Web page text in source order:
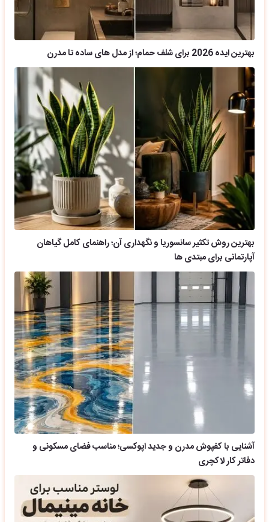
بهترین ایده 2026 برای شلف حمام؛ از مدل های ساده تا مدرن
بهترین روش تکثیر سانسوریا و نگهداری آن؛ راهنمای کامل گیاهان
آپارتمانی برای مبتدی ها
آشنایی با کفپوش مدرن و جدید اپوکسی؛ مناسب فضای مسکونی و
دفاتر کار لاکچری